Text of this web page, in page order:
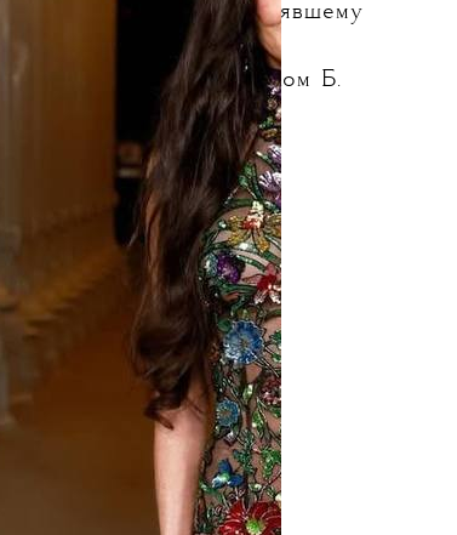
Райану Куглеру, снявшему
«Грешники» с Майклом Б.
вручили премии